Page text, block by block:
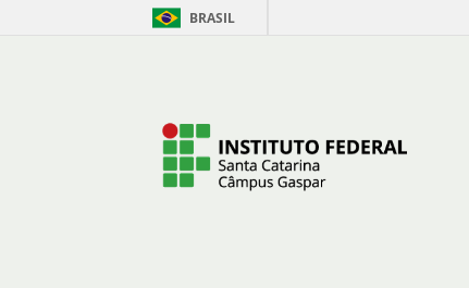
Pular para o Conteúdo BRASIL